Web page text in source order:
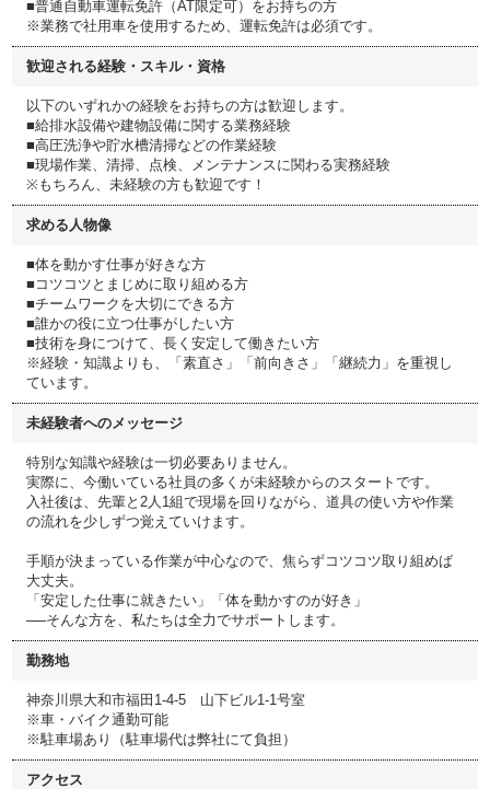
■普通自動車運転免許（AT限定可）をお持ちの方
※業務で社用車を使用するため、運転免許は必須です。
歓迎される経験・スキル・資格
以下のいずれかの経験をお持ちの方は歓迎します。
■給排水設備や建物設備に関する業務経験
■高圧洗浄や貯水槽清掃などの作業経験
■現場作業、清掃、点検、メンテナンスに関わる実務経験
※もちろん、未経験の方も歓迎です！
求める人物像
■体を動かす仕事が好きな方
■コツコツとまじめに取り組める方
■チームワークを大切にできる方
■誰かの役に立つ仕事がしたい方
■技術を身につけて、長く安定して働きたい方
※経験・知識よりも、「素直さ」「前向きさ」「継続力」を重視し
ています。
未経験者へのメッセージ
特別な知識や経験は一切必要ありません。
実際に、今働いている社員の多くが未経験からのスタートです。
入社後は、先輩と2人1組で現場を回りながら、道具の使い方や作業
の流れを少しずつ覚えていけます。
手順が決まっている作業が中心なので、焦らずコツコツ取り組めば
大丈夫。
「安定した仕事に就きたい」「体を動かすのが好き」
──そんな方を、私たちは全力でサポートします。
勤務地
神奈川県大和市福田1-4-5 山下ビル1-1号室
※車・バイク通勤可能
※駐車場あり（駐車場代は弊社にて負担）
アクセス